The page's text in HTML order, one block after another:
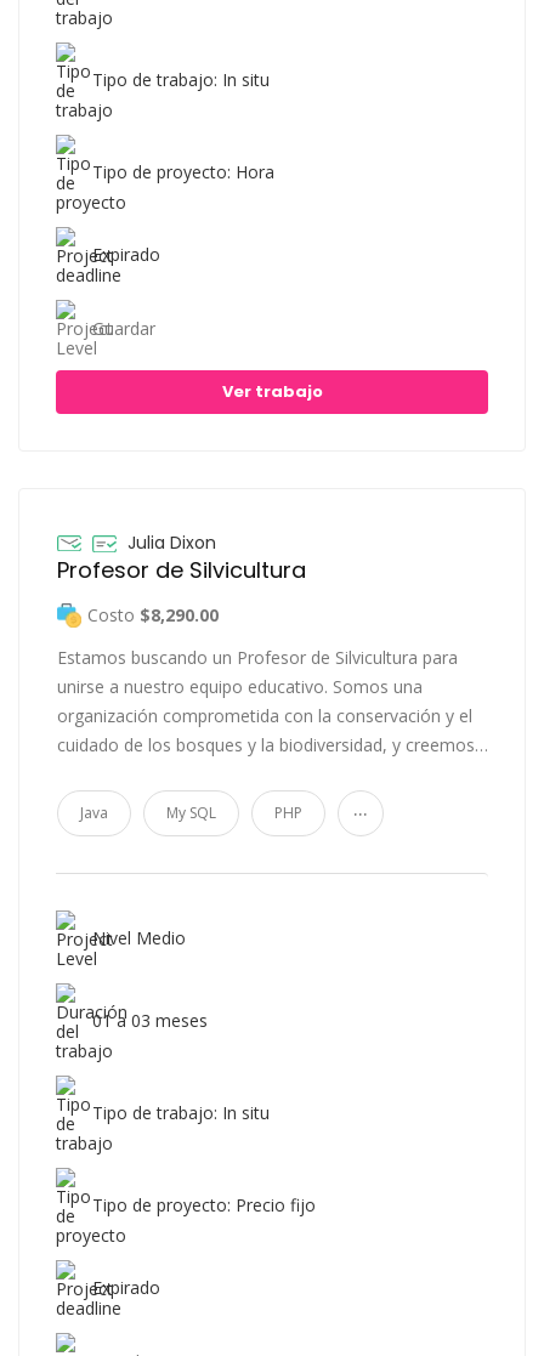
Tipo de trabajo: In situ
Tipo de proyecto: Hora
Expirado
Guardar
Ver trabajo
Julia Dixon
Profesor de Silvicultura
Costo $8,290.00
Estamos buscando un Profesor de Silvicultura para
unirse a nuestro equipo educativo. Somos una
organización comprometida con la conservación y el
cuidado de los bosques y la biodiversidad, y creemos…
Java My SQL PHP ...
Nivel Medio
01 a 03 meses
Tipo de trabajo: In situ
Tipo de proyecto: Precio fijo
Expirado